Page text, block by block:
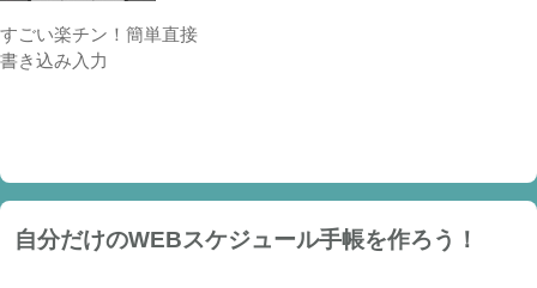
すごい楽チン！簡単直接
書き込み入力
自分だけのWEBスケジュール手帳を作ろう！